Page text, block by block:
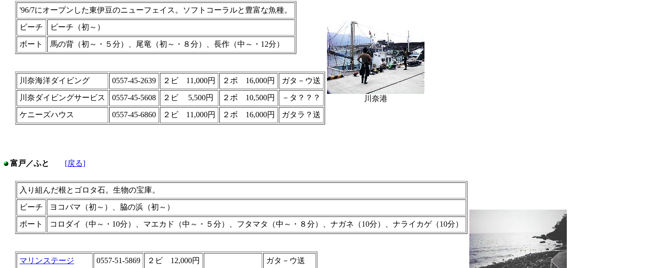
'96/7にオープンした東伊豆のニューフェイス。ソフトコーラルと豊富な魚種。
ビーチ ビーチ（初～）
ボート 馬の背（初～・５分）、尾竜（初～・８分）、長作（中～・12分）
川奈海洋ダイビング 0557-45-2639 ２ビ 11,000円 ２ボ 16,000円 ガタ－ウ送
川奈ダイビングサービス 0557-45-5608 ２ビ 5,500円 ２ボ 10,500円 －タ？？？
ケニーズハウス 0557-45-6860 ２ビ 11,000円 ２ボ 16,000円 ガタラ？送
川奈港
富戸／ふと [戻る]
入り組んだ根とゴロタ石。生物の宝庫。
ビーチ ヨコバマ（初～）、脇の浜（初～）
ボート コロダイ（中～・10分）、マエカド（中～・５分）、フタマタ（中～・８分）、ナガネ（10分）、ナライカゲ（10分）
マリンステージ 0557-51-5869 ２ビ 12,000円 ガタ－ウ送